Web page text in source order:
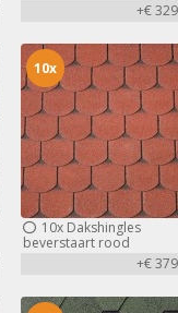
+€
10xDakshingles
beverstaart rood
+€
10x